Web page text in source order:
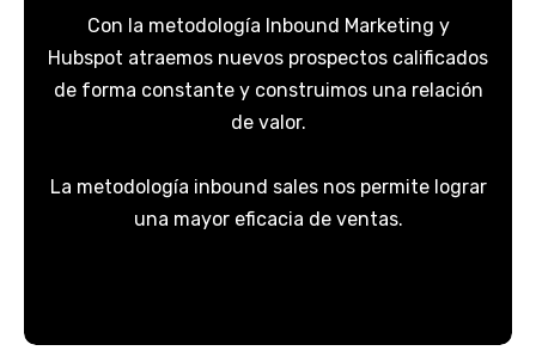
Con la metodología Inbound Marketing y
Hubspot atraemos nuevos prospectos calificados
de forma constante y construimos una relación
de valor.
La metodología inbound sales nos permite lograr
una mayor eficacia de ventas.